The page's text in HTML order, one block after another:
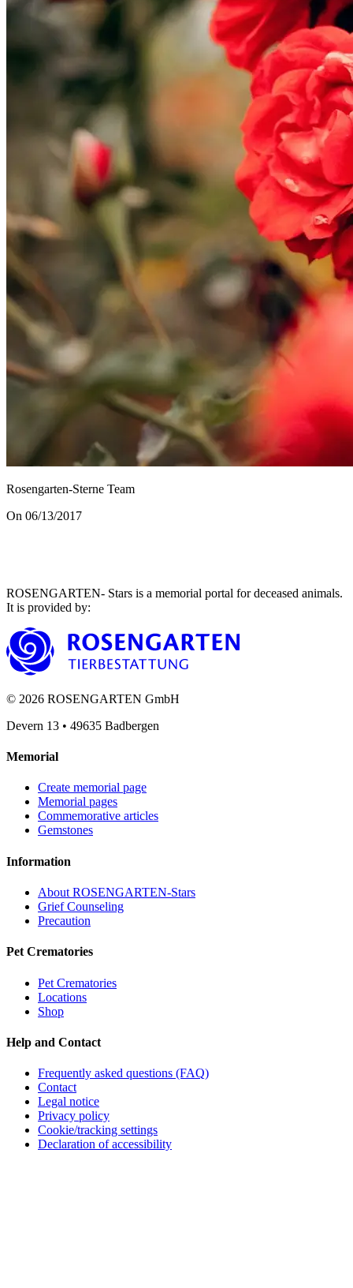
Rosengarten-Sterne Team
On 06/13/2017
ROSENGARTEN- Stars is a memorial portal for deceased animals.
It is provided by:
© 2026 ROSENGARTEN GmbH
Devern 13 • 49635 Badbergen
Memorial
Create memorial page
Memorial pages
Commemorative articles
Gemstones
Information
About ROSENGARTEN-Stars
Grief Counseling
Precaution
Pet Crematories
Pet Crematories
Locations
Shop
Help and Contact
Frequently asked questions (FAQ)
Contact
Legal notice
Privacy policy
Cookie/tracking settings
Declaration of accessibility